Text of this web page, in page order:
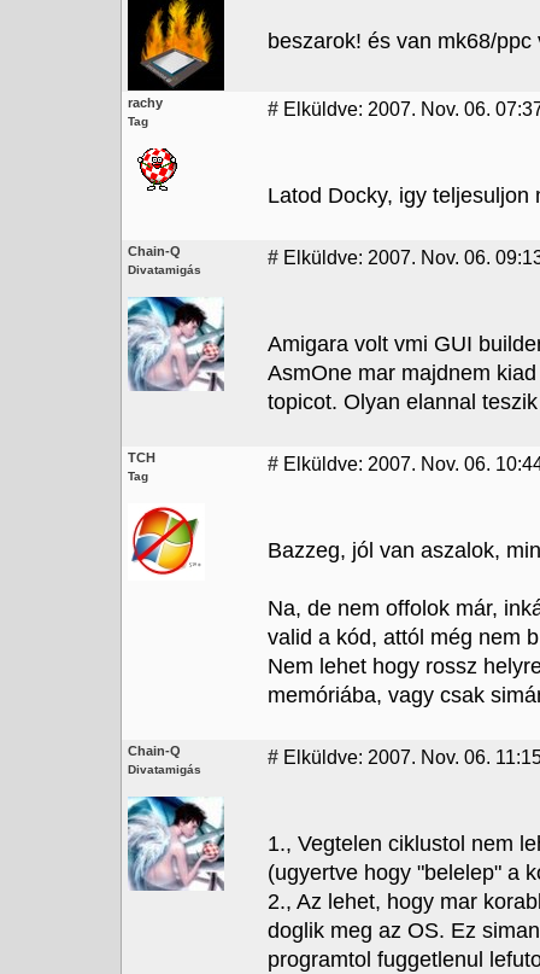
beszarok! és van mk68/ppc
rachy
Tag
# Elküldve: 2007. Nov. 06.
Latod Docky, igy teljesuljon
Chain-Q
Divatamigás
# Elküldve: 2007. Nov. 06.
Amigara volt vmi GUI
AsmOne mar majdnem
topicot. Olyan elannal
TCH
Tag
# Elküldve: 2007. Nov. 06.
Bazzeg, jól van aszalok,
Na, de nem offolok már,
valid a kód, attól még nem
Nem lehet hogy rossz
memóriába, vagy csak
Chain-Q
Divatamigás
# Elküldve: 2007. Nov. 06.
1., Vegtelen ciklustol nem
(ugyertve hogy "belelep" a
2., Az lehet, hogy mar
doglik meg az OS. Ez
programtol fuggetlenul